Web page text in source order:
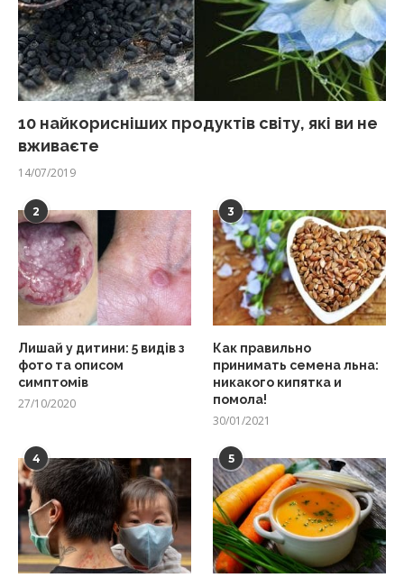
10 найкорисніших продуктів світу, які ви не
вживаєте
14/07/2019
2
Лишай у дитини: 5 видів з
фото та описом
симптомів
27/10/2020
3
Как правильно
принимать семена льна:
никакого кипятка и
помола!
30/01/2021
4 5